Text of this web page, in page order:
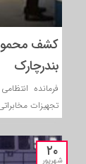
کشف
بندرچارک
فرمانده
تجهیزات
۲۰
شهریور